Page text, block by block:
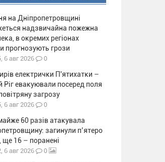
на Дніпропетровщині
надзвичайна пожежна
в окремих регіонах
прогнозують грози
6 авг 2026 0
електрички П'ятихатки –
Ріг евакуювали посеред поля
загрозу
6 авг 2026 0
60 разів атакувала
загинули п’ятеро
16 – поранені
6 авг 2026 0